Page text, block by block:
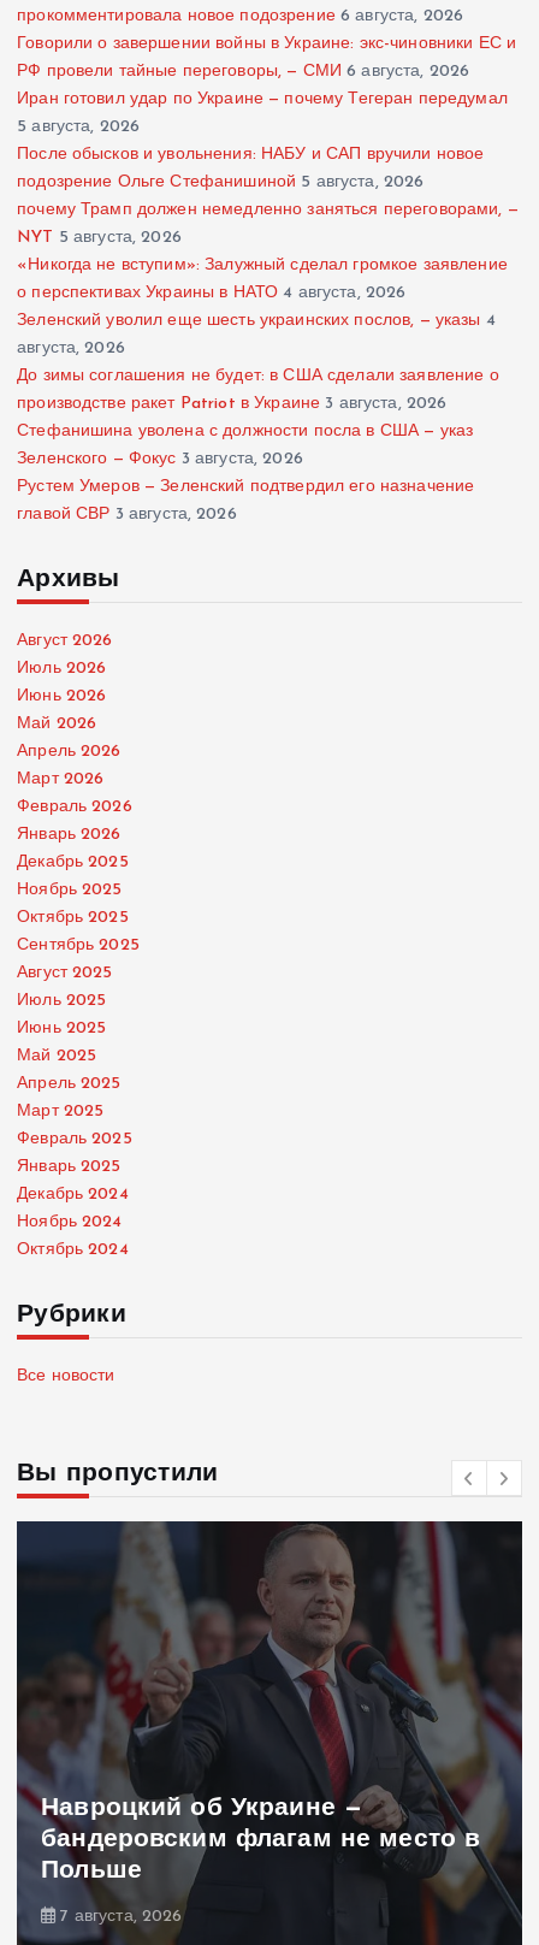
прокомментировала новое подозрение 6 августа, 2026
Говорили о завершении войны в Украине: экс-чиновники ЕС и
РФ провели тайные переговоры, — СМИ 6 августа, 2026
Иран готовил удар по Украине — почему Тегеран передумал
5 августа, 2026
После обысков и увольнения: НАБУ и САП вручили новое
подозрение Ольге Стефанишиной 5 августа, 2026
почему Трамп должен немедленно заняться переговорами, —
NYT 5 августа, 2026
«Никогда не вступим»: Залужный сделал громкое заявление
о перспективах Украины в НАТО 4 августа, 2026
Зеленский уволил еще шесть украинских послов, — указы 4
августа, 2026
До зимы соглашения не будет: в США сделали заявление о
производстве ракет Patriot в Украине 3 августа, 2026
Стефанишина уволена с должности посла в США — указ
Зеленского — Фокус 3 августа, 2026
Рустем Умеров — Зеленский подтвердил его назначение
главой СВР 3 августа, 2026
Архивы
Август 2026
Июль 2026
Июнь 2026
Май 2026
Апрель 2026
Март 2026
Февраль 2026
Январь 2026
Декабрь 2025
Ноябрь 2025
Октябрь 2025
Сентябрь 2025
Август 2025
Июль 2025
Июнь 2025
Май 2025
Апрель 2025
Март 2025
Февраль 2025
Январь 2025
Декабрь 2024
Ноябрь 2024
Октябрь 2024
Рубрики
Все новости
Вы пропустили
Навроцкий об Украине —
бандеровским флагам не место в
Польше
7 августа, 2026